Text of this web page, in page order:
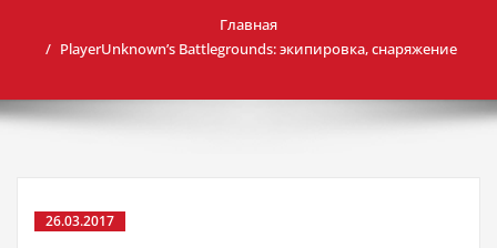
Главная
PlayerUnknown’s Battlegrounds: экипировка, снаряжение
26.03.2017